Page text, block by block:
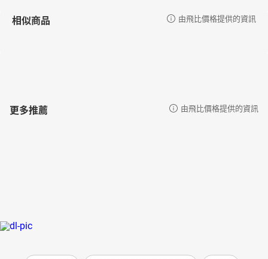
相似商品 由飛比價格提供的資訊
更多推薦 由飛比價格提供的資訊